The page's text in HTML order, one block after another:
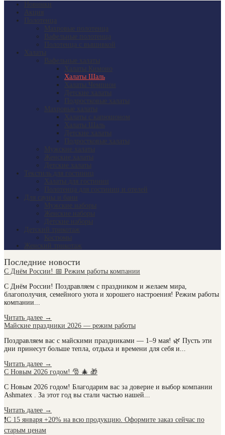
Новинки
Акция
Полотенца
Махровые полотенца
Вафельные полотенца
Полотенца с вышивкой
Халаты
Вафельные халаты
Халаты Кимоно
Халаты Шаль
Халаты Чемпион
Детские халаты
Подростковые халаты
Махровые халаты
Халаты с капюшоном
Халаты Шаль
Детские халаты
Подростковые халаты
Мужские халаты
Женские халаты
Детские халаты
Текстиль для гостиниц
Халаты для гостиниц
Полотенца для гостиниц и отелей
Для сауны и бани
Мужские наборы
Женские наборы
Детские наборы
Детский трикотаж
Костюмы
Женский трикотаж
Последние новости
С Днём России! 📅 Режим работы компании
С Днём России! Поздравляем с праздником и желаем мира,
благополучия, семейного уюта и хорошего настроения! Режим работы
компании...
Читать далее →
Майские праздники 2026 — режим работы
Поздравляем вас с майскими праздниками — 1–9 мая! 🌿 Пусть эти
дни принесут больше тепла, отдыха и времени для себя и...
Читать далее →
С Новым 2026 годом! 🎅 🎄 🎁
С Новым 2026 годом! Благодарим вас за доверие и выбор компании
Ashmatex . За этот год вы стали частью нашей...
Читать далее →
❗С 15 января +20% на всю продукцию. Оформите заказ сейчас по
старым ценам